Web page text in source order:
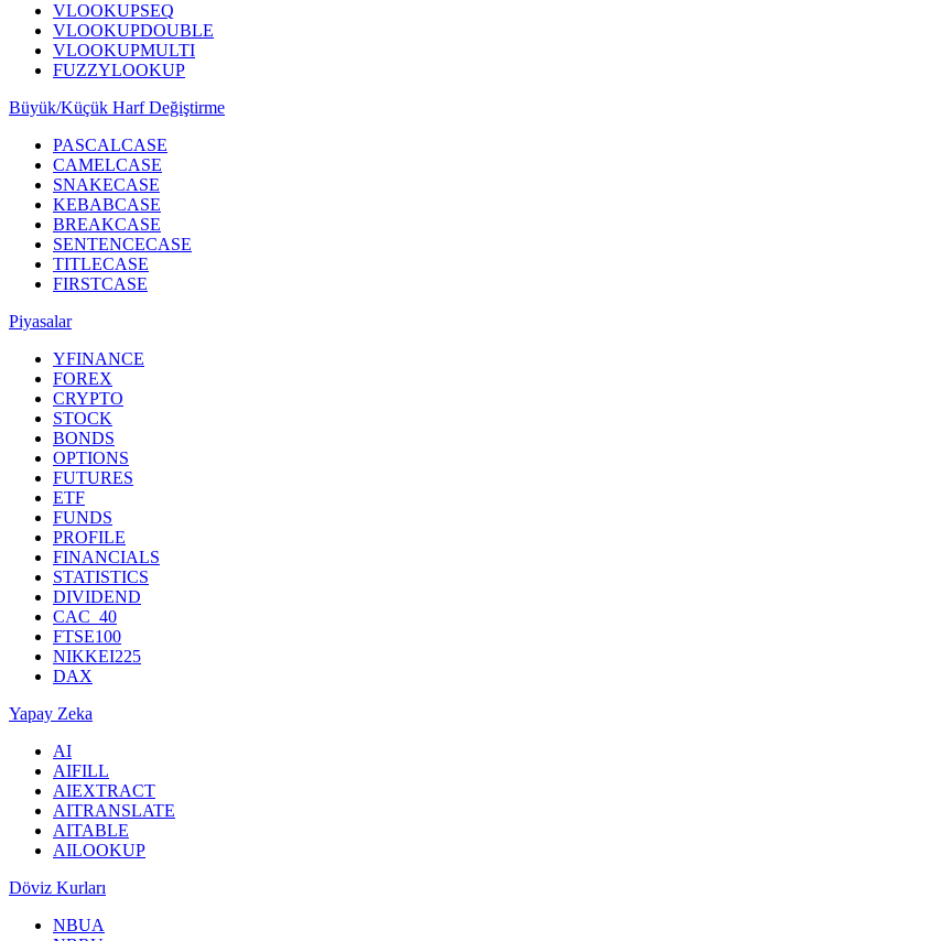
VLOOKUPSEQ
VLOOKUPDOUBLE
VLOOKUPMULTI
FUZZYLOOKUP
Büyük/Küçük Harf Değiştirme
PASCALCASE
CAMELCASE
SNAKECASE
KEBABCASE
BREAKCASE
SENTENCECASE
TITLECASE
FIRSTCASE
Piyasalar
YFINANCE
FOREX
CRYPTO
STOCK
BONDS
OPTIONS
FUTURES
ETF
FUNDS
PROFILE
FINANCIALS
STATISTICS
DIVIDEND
CAC_40
FTSE100
NIKKEI225
DAX
Yapay Zeka
AI
AIFILL
AIEXTRACT
AITRANSLATE
AITABLE
AILOOKUP
Döviz Kurları
NBUA